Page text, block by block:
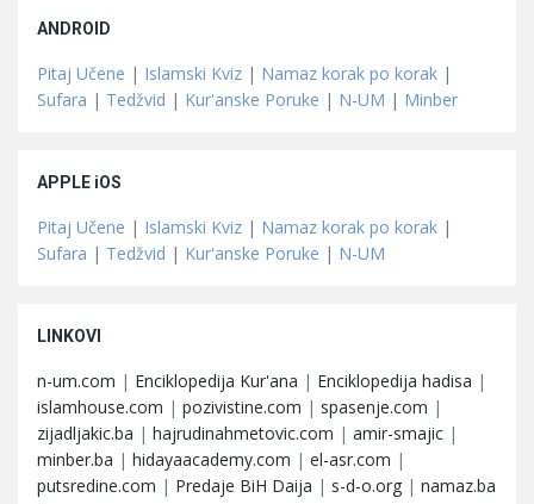
ANDROID
Pitaj Učene | Islamski Kviz | Namaz korak po korak |
Sufara | Tedžvid | Kur'anske Poruke | N-UM | Minber
APPLE iOS
Pitaj Učene | Islamski Kviz | Namaz korak po korak |
Sufara | Tedžvid | Kur'anske Poruke | N-UM
LINKOVI
n-um.com | Enciklopedija Kur'ana | Enciklopedija hadisa |
islamhouse.com | pozivistine.com | spasenje.com |
zijadljakic.ba | hajrudinahmetovic.com | amir-smajic |
minber.ba | hidayaacademy.com | el-asr.com |
putsredine.com | Predaje BiH Daija | s-d-o.org | namaz.ba